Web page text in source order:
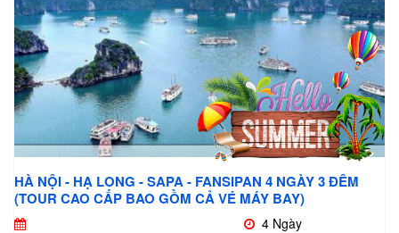
HÀ NỘI - HẠ LONG - SAPA - FANSIPAN 4 NGÀY 3 ĐÊM
(TOUR CAO CẤP BAO GỒM CẢ VÉ MÁY BAY)
4 Ngày